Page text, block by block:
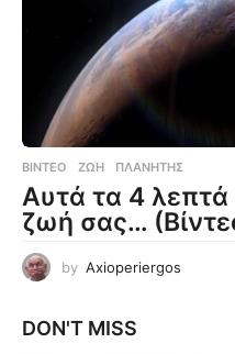
ΒΊΝΤΕΟ ΖΩΉ ,ΠΛΑΝΉΤΗΣ
Αυτά τα 4
ζωή σας…
by Axioperiergos
DON'T MISS